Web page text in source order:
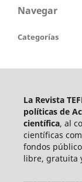
Navegar
Categorías
La Revista
políticas de
científica, al
científicas
fondos
libre, gratuita